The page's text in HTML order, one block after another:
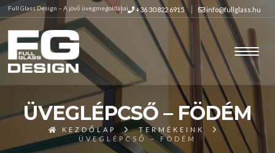
Full Glass Design – A jövő üvegmegoldásai +36 30 822 6915 info@fullglass.hu
ÜVEGLÉPCSŐ – FÖDÉM
KEZDŐLAP
TERMÉKEINK
ÜVEGLÉPCSŐ – FÖDÉM